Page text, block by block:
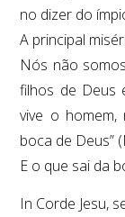
no dizer do
A principal
Nós não
filhos de Deus
vive o
boca de Deus”
E o que sai da
In Corde Jesu,